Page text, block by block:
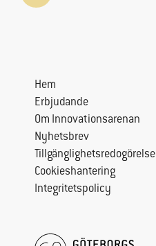
Hem
Erbjudande
Om Innovationsarenan
Nyhetsbrev
Tillgänglighetsredogörelse
Cookieshantering
Integritetspolicy